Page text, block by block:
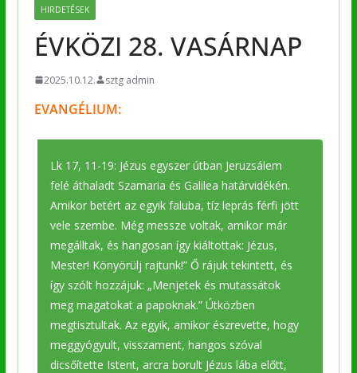
HIRDETÉSEK
ÉVKÖZI 28. VASÁRNAP
2025.10.12. sztg admin
EVANGÉLIUM:
Lk 17, 11-19: Jézus egyszer útban Jeruzsálem
felé áthaladt Szamaria és Galilea határvidékén.
Amikor betért az egyik faluba, tíz leprás férfi jött
vele szembe. Még messze voltak, amikor már
megálltak, és hangosan így kiáltottak: Jézus,
Mester! Könyörülj rajtunk!” Ő rájuk tekintett, és
így szólt hozzájuk: „Menjetek és mutassátok
meg magatokat a papoknak.” Útközben
megtisztultak. Az egyik, amikor észrevette, hogy
meggyógyult, visszament, hangos szóval
dicsőítette Istent, arcra borult Jézus lába előtt,